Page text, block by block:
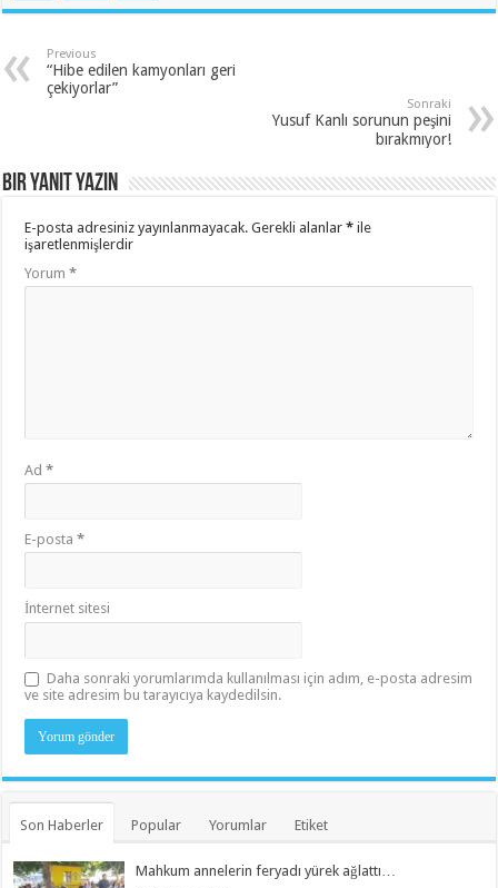
Previous
“Hibe edilen kamyonları geri
çekiyorlar”
Sonraki
Yusuf Kanlı sorunun peşini
bırakmıyor!
Bir yanıt yazın
E-posta adresiniz yayınlanmayacak. Gerekli alanlar* ile
işaretlenmişlerdir
Yorum*
Ad*
E-posta*
İnternet sitesi
Daha sonraki yorumlarımda kullanılması için adım, e-posta adresim
ve site adresim bu tarayıcıya kaydedilsin.
Son Haberler Popular Yorumlar Etiket
Mahkum annelerin feryadı yürek ağlattı…